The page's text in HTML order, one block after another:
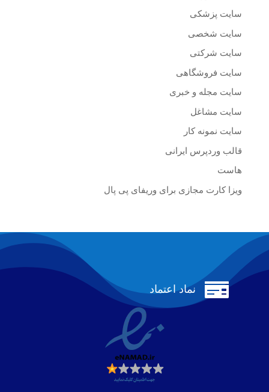
سایت پزشکی
سایت شخصی
سایت شرکتی
سایت فروشگاهی
سایت مجله و خبری
سایت مشاغل
سایت نمونه کار
قالب وردپرس ایرانی
هاست
ویزا کارت مجازی برای وریفای پی پال
 نماد اعتماد